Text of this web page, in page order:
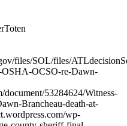
files/SOL/files/
OSHA-OCSO-re-Dawn-
document/53284624/Witness-
Brancheau-death-at-
wp-